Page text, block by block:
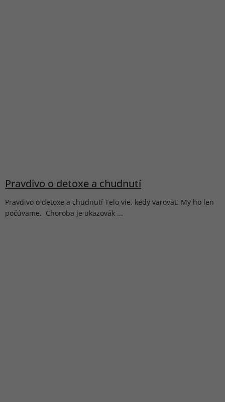
Pravdivo o detoxe a chudnutí
Pravdivo o detoxe a chudnutí Telo vie, kedy varovať. My ho len
počúvame. Choroba je ukazovák ...